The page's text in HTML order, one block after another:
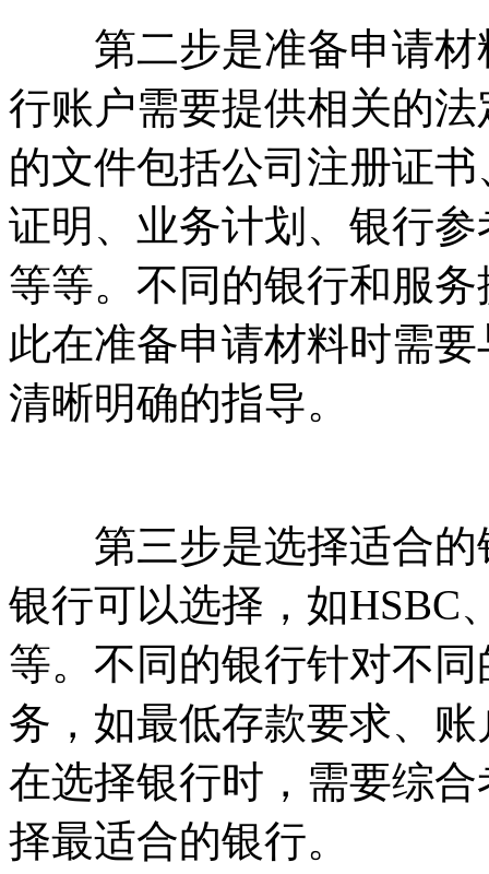
第二步是准备申请材
行账户需要提供相关的
的文件包括公司注册证
证明、业务计划、银行
等等。不同的银行和服
此在准备申请材料时需
清晰明确的指导。
第三步是选择适合的
银行可以选择，如HSBC
等。不同的银行针对不
务，如最低存款要求、
在选择银行时，需要综
择最适合的银行。